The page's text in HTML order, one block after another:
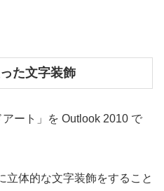
た文字装飾
ート」を Outlook 2010 で
立体的な文字装飾をすること